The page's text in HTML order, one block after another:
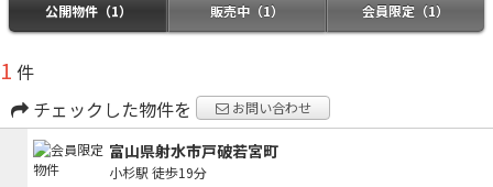
公開物件（1） 販売中（1） 会員限定（1）
1 件
チェックした物件を
お問い合わせ
富山県射水市戸破若宮町
小杉駅 徒歩19分